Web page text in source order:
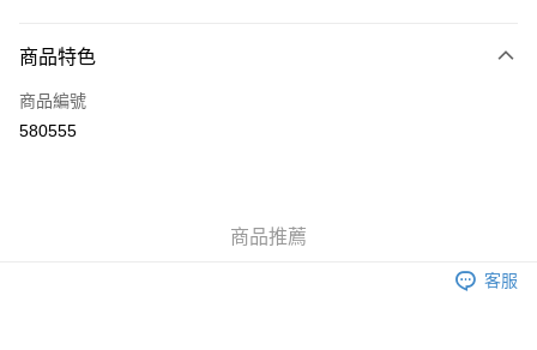
信用卡
Apple Pay
商品特色
商品編號
580555
商品推薦
客服